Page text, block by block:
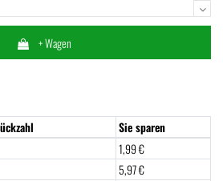
+ Wagen
Sie sparen
1,99 €
5,97 €